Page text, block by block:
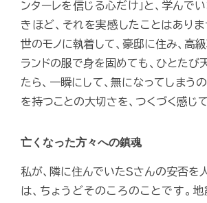
ンターレを信じる心だけ」と、学んで
きほど、それを実感したことはありま
世のモノに執着して、豪邸に住み、高
ランドの服で身を固めても、ひとたび
たら、一瞬にして、無になってしまう
を持つことの大切さを、つくづく感じ
亡くなった方々への鎮魂
私が、隣に住んでいたSさんの安否を
は、ちょうどそのころのことです。地